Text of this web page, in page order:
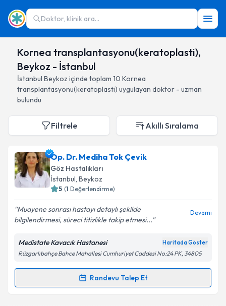
Doktor, klinik ara...
Kornea transplantasyonu(keratoplasti),
Beykoz - İstanbul
İstanbul Beykoz içinde toplam 10 Kornea
transplantasyonu(keratoplasti) uygulayan doktor - uzman
bulundu
Filtrele Akıllı Sıralama
Op. Dr. Mediha Tok Çevik
Göz Hastalıkları
İstanbul, Beykoz
5 (1 Değerlendirme)
Muayene sonrası hastayı detaylı şekilde
bilgilendirmesi, süreci titizlikle takip etmesi...
Devamı
Medistate Kavacık Hastanesi Haritada Göster
Rüzgarlıbahçe Bahce Mahallesi Cumhuriyet Caddesi No:24 PK, 34805
Randevu Talep Et
Randevu Takvimi Talebi